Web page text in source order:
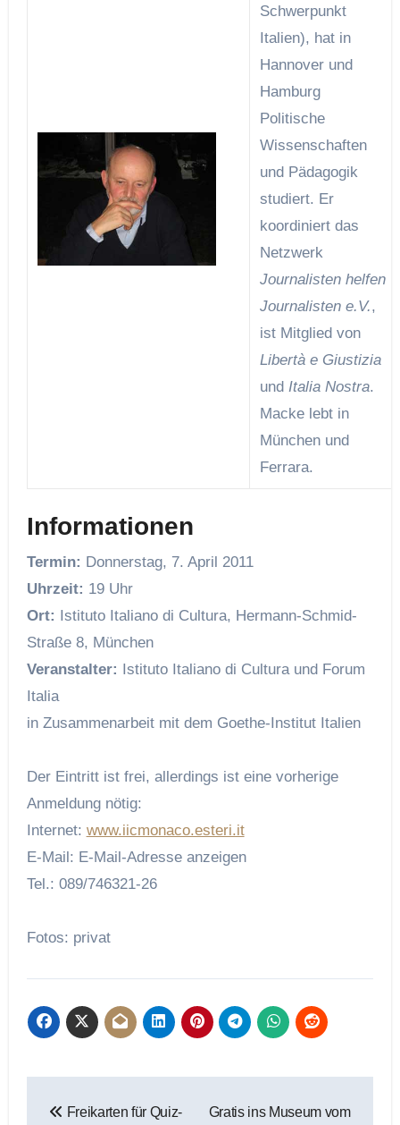
Schwerpunkt
Italien), hat in
Hannover und
Hamburg
Politische
Wissenschaften
und Pädagogik
studiert. Er
koordiniert das
Netzwerk
Journalisten helfen
Journalisten e.V.,
ist Mitglied von
Libertà e Giustizia
und Italia Nostra.
Macke lebt in
München und
Ferrara.
Informationen
Termin: Donnerstag, 7. April 2011
Uhrzeit: 19 Uhr
Ort: Istituto Italiano di Cultura, Hermann-Schmid-
Straße 8, München
Veranstalter: Istituto Italiano di Cultura und Forum
Italia
in Zusammenarbeit mit dem Goethe-Institut Italien
Der Eintritt ist frei, allerdings ist eine vorherige
Anmeldung nötig:
Internet: www.iicmonaco.esteri.it
E-Mail: E-Mail-Adresse anzeigen
Tel.: 089/746321-26
Fotos: privat
Freikarten für Quiz- Gratis ins Museum vom